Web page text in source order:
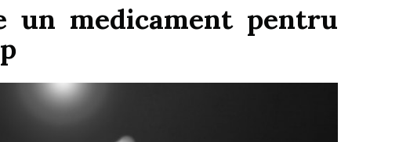
un medicament pentru